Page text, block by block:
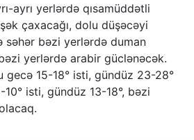
ayrı yerlərdə qısamüddətli
çaxacağı, dolu düşəcəyi
səhər bəzi yerlərdə duman
yerlərdə arabir güclənəcək.
gecə 15-18° isti, gündüz 23-28°
isti, gündüz 13-18°, bəzi